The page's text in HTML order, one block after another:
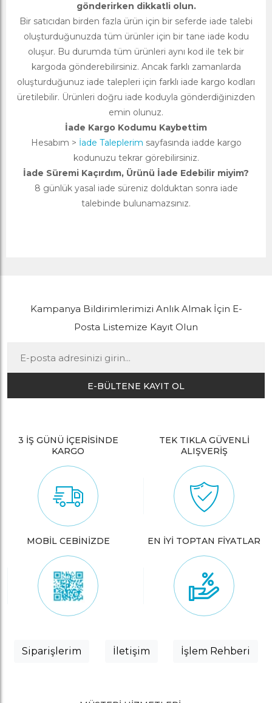
gönderirken dikkatli olun.
Bir satıcıdan birden fazla ürün için bir seferde iade talebi
oluşturduğunuzda tüm ürünler için bir tane iade kodu
oluşur. Bu durumda tüm ürünleri aynı kod ile tek bir
kargoda gönderebilirsiniz. Ancak farklı zamanlarda
oluşturduğunuz iade talepleri için farklı iade kargo kodları
üretilebilir. Ürünleri doğru iade koduyla gönderdiğinizden
emin olunuz.
İade Kargo Kodumu Kaybettim
Hesabım > İade Taleplerim sayfasında iadde kargo
kodunuzu tekrar görebilirsiniz.
İade Süremi Kaçırdım, Ürünü İade Edebilir miyim?
8 günlük yasal iade süreniz dolduktan sonra iade
talebinde bulunamazsınız.
Kampanya Bildirimlerimizi Anlık Almak İçin E-
Posta Listemize Kayıt Olun
E-BÜLTENE KAYIT OL
3 İŞ GÜNÜ İÇERİSİNDE
KARGO
TEK TIKLA GÜVENLİ
ALIŞVERİŞ
MOBİL CEBİNİZDE EN İYİ TOPTAN FİYATLAR
Siparişlerim İletişim İşlem Rehberi